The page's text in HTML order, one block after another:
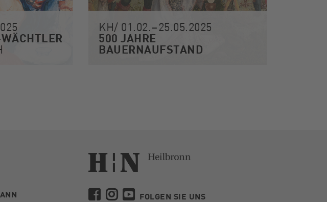
KH/ 01.02.–25.05.2025
500 JAHRE
BAUERNAUFSTAND
FOLGEN SIE UNS